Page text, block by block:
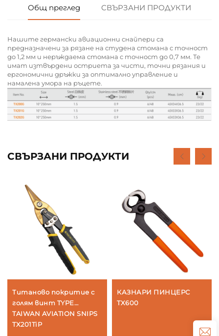
Общ преглед СВЪРЗАНИ ПРОДУКТИ
Нашите германски авиационни снайпери са
предназначени за рязане на студена стомана с точност
до 1,2 мм и неръждаема стомана с точност до 0,7 мм. Те
имат изтвърдени остриета за чисти, точни рязания и
ергономични дръжки за оптимално управление и
намалена умора на ръцете.
СВЪРЗАНИ ПРОДУКТИ
Титаново покритие с
голям винт TYPE
TAIWAN AVIATION SNIPS
TX201TiP
КАЗНАРИ ПИНЦЕРС
TX600